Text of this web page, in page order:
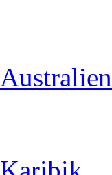
Australien